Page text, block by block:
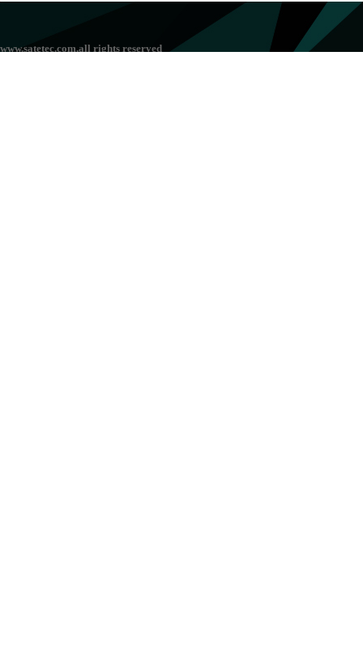
www.satetec.com,all rights reserved